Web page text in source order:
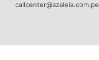
callcenter@azaleia.com.pe